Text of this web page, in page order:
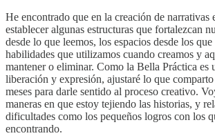
He encontrado que en la creación de narrativas
establecer algunas estructuras que fortalezcan
desde lo que leemos, los espacios desde los que
habilidades que utilizamos cuando creamos y
mantener o eliminar. Como la Bella Práctica es
liberación y expresión, ajustaré lo que
meses para darle sentido al proceso creativo.
maneras en que estoy tejiendo las historias, y
dificultades como los pequeños logros con los
encontrando.